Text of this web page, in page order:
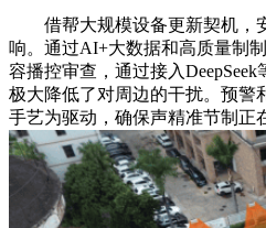
借帮大规模设备更新契机，
响。通过AI+大数据和高质量制
容播控审查，通过接入
极大降低了对周边的干扰。预警
手艺为驱动，确保声精准节制正